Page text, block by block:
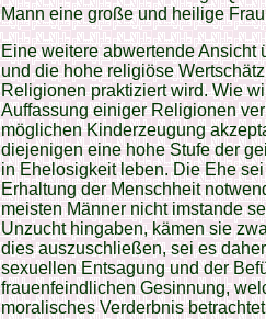
Mann eine große und heilige
Eine weitere abwertende Ansicht
und die hohe religiöse
Religionen praktiziert wird. Wie
Auffassung einiger Religionen
möglichen Kinderzeugung
diejenigen eine hohe Stufe der
in Ehelosigkeit leben. Die Ehe
Erhaltung der Menschheit
meisten Männer nicht imstande
Unzucht hingaben, kämen sie
dies auszuschließen, sei es
sexuellen Entsagung und der
frauenfeindlichen Gesinnung,
moralisches Verderbnis